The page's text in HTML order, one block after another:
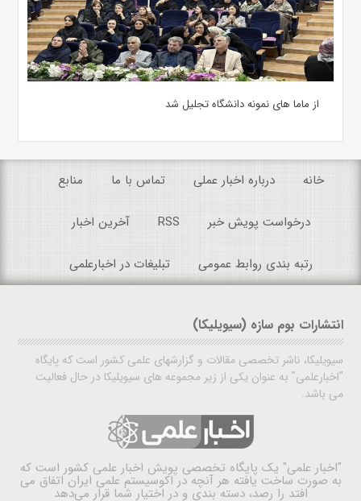
از ماما های نمونه دانشگاه تجلیل شد
خانه درباره اخبار عملی تماس با ما منابع
درخواست پویش خبر RSS آخرین اخبار
رتبه بندی روابط عمومی تبلیغات در اخبارعلمی
انتشارات بوم سازه (سیویلیکا)
سیویلیکا، ناشر تخصصی مقالات و گزارشهای علمی کشور است که پایگاه
"اخبارعلمی" به عنوان یکی از زیر مجموعه های سیویلیکا در حال فعالیت
می باشد.
"اخبار علمی" یک پایگاه تخصصی پویش اخبار علمی کشور است که
به صورت ساخت یافته هر آنچه در اکوسیستم علمی ایران اتفاق می
افتد را رصد، دسته بندی و در اختیار شما قرار می‌دهد